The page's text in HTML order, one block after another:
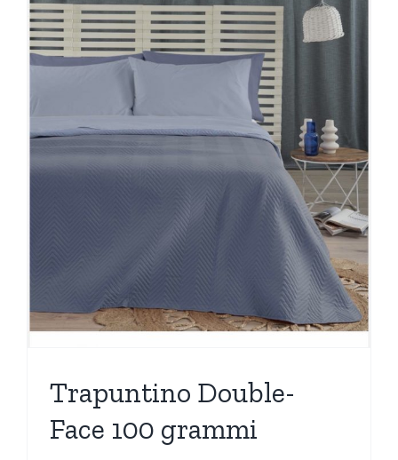
Trapuntino Double-
Face 100 grammi